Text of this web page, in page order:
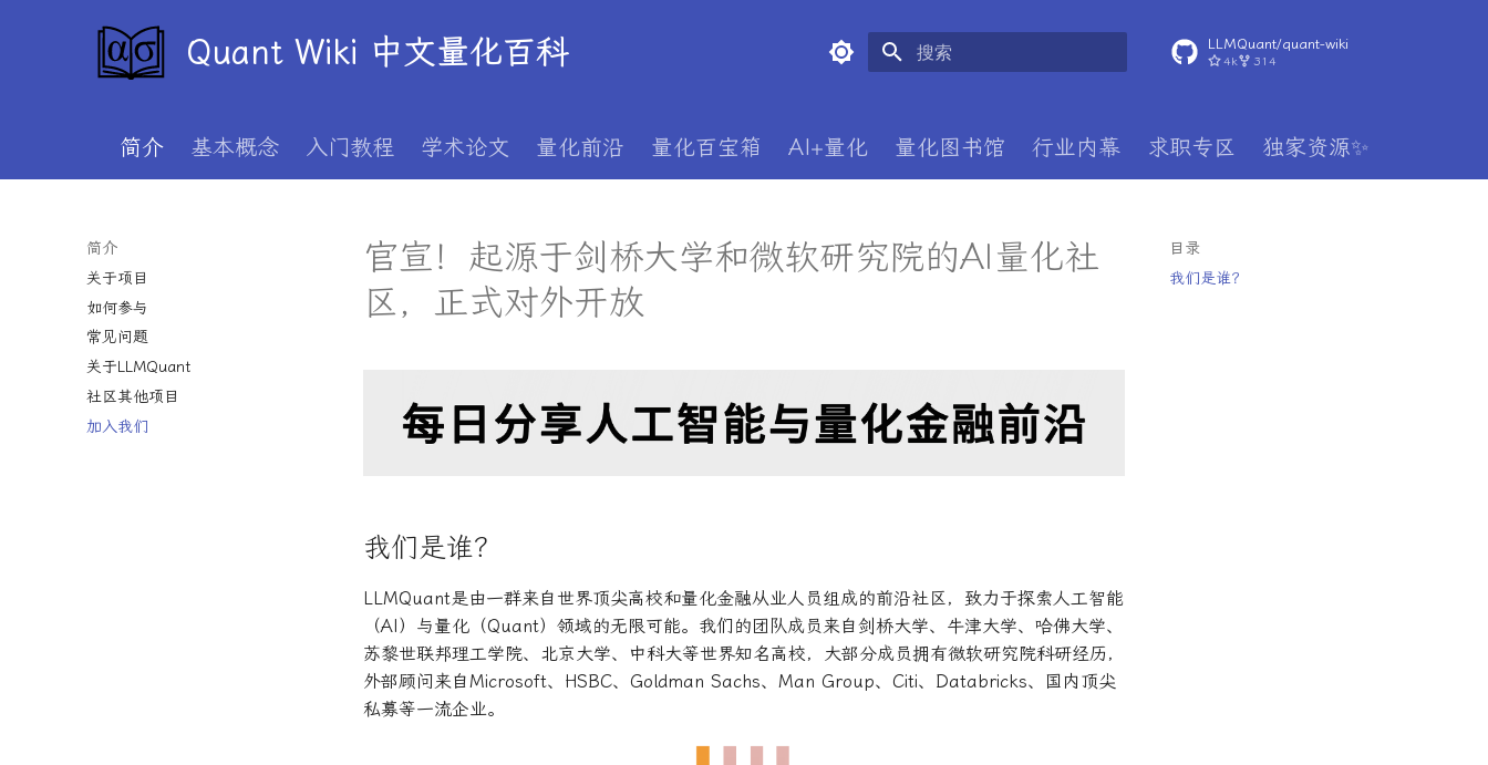
Quant Wiki 中文量化百科 LLMQuant/quant-wiki
4k 314
简介 基本概念 入门教程 学术论文 量化前沿 量化百宝箱 AI+量化 量化图书馆 行业内幕 求职专区 独家资源✨
简介
关于项目
如何参与
常见问题
关于LLMQuant
社区其他项目
加入我们
目录
我们是谁？
官宣！起源于剑桥大学和微软研究院的AI量化社
区，正式对外开放
我们是谁？
LLMQuant是由一群来自世界顶尖高校和量化金融从业人员组成的前沿社区，致力于探索人工智能
（AI）与量化（Quant）领域的无限可能。我们的团队成员来自剑桥大学、牛津大学、哈佛大学、
苏黎世联邦理工学院、北京大学、中科大等世界知名高校，大部分成员拥有微软研究院科研经历，
外部顾问来自Microsoft、HSBC、Goldman Sachs、Man Group、Citi、Databricks、国内顶尖
私募等一流企业。